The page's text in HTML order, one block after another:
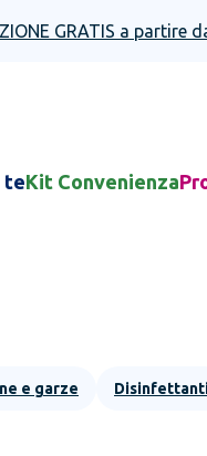
GRATIS a partire
teKit Convenienza
e garze